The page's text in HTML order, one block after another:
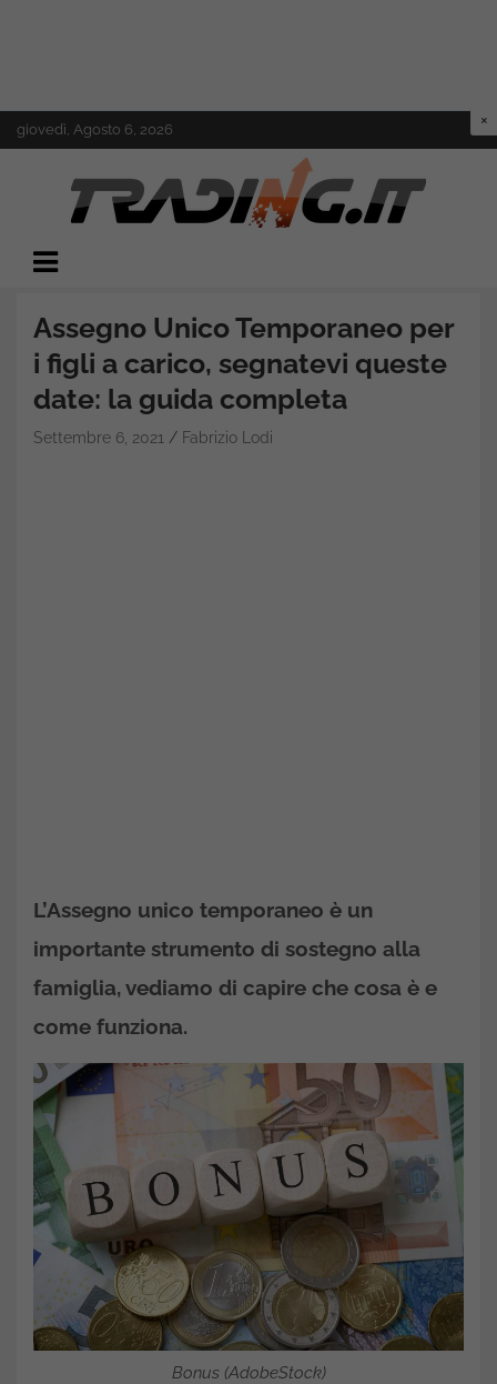
Skip
to
giovedì, Agosto 6, 2026
Trading.it
Assegno Unico Temporaneo per
i figli a carico, segnatevi queste
date: la guida completa
Settembre 6, 2021 Fabrizio Lodi
L’Assegno unico temporaneo è un
importante strumento di sostegno alla
famiglia, vediamo di capire che cosa è e
come funziona.
Bonus (AdobeStock)